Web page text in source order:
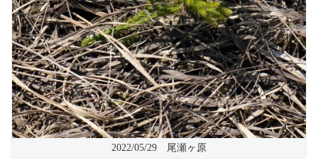
2022/05/29 尾瀬ヶ原